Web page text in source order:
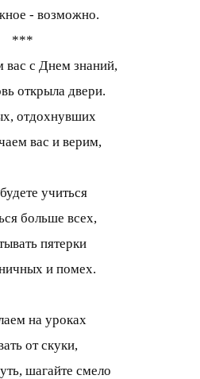
- возможно.
***
вас с Днем знаний,
открыла двери.
отдохнувших
вас и верим,
учиться
больше всех,
пятерки
и помех.
на уроках
от скуки,
шагайте смело